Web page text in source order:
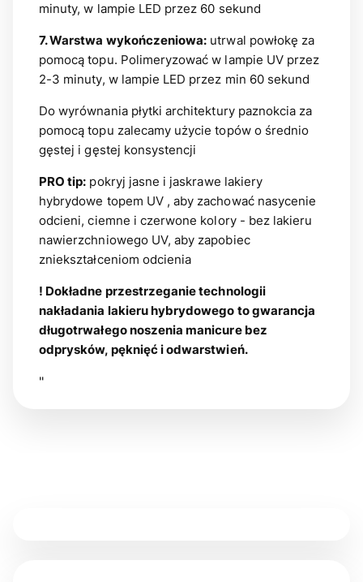
minuty, w lampie LED przez 60 sekund
7. Warstwa wykończeniowa: utrwal powłokę za
pomocą topu. Polimeryzować w lampie UV przez
2-3 minuty, w lampie LED przez min 60 sekund
Do wyrównania płytki architektury paznokcia za
pomocą topu zalecamy użycie topów o średnio
gęstej i gęstej konsystencji
PRO tip: pokryj jasne i jaskrawe lakiery
hybrydowe topem UV , aby zachować nasycenie
odcieni, ciemne i czerwone kolory - bez lakieru
nawierzchniowego UV, aby zapobiec
zniekształceniom odcienia
! Dokładne przestrzeganie technologii
nakładania lakieru hybrydowego to gwarancja
długotrwałego noszenia manicure bez
odprysków, pęknięć i odwarstwień.
"